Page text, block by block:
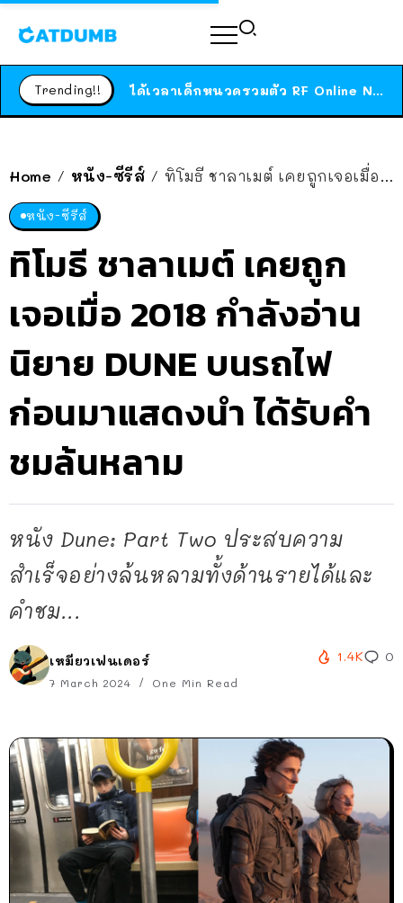
Trending!! ได้เวลาเด็กหนวดรวมตัว RF Online Next เปิดให้เล่นแล้ว เกม Sci-Fi MMORPG ระดับตำนาน เล่นได้ทั้งมือถือและ PC
Home / หนัง-ซีรีส์ / ทิโมธี ชาลาเมต์ เคยถูกเจอเมื่อ 2018 กำลังอ่านนิยาย DUNE บนรถไฟ ก่อนมาแสดงนำ ได้รับคำชมล้นหลาม
หนัง-ซีรีส์
ทิโมธี ชาลาเมต์ เคยถูก
เจอเมื่อ 2018 กำลังอ่าน
นิยาย DUNE บนรถไฟ
ก่อนมาแสดงนำ ได้รับคำ
ชมล้นหลาม
หนัง Dune: Part Two ประสบความ
สำเร็จอย่างล้นหลามทั้งด้านรายได้และ
คำชม...
เหมียวเฟนเดอร์
7 March 2024 One Min Read
1.4K 0